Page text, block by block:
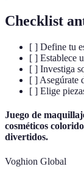
Checklist
[ ] Define tu
[ ] Establece
[ ] Investiga
[ ] Asegúrate
[ ] Elige
Juego de
cosméticos
divertidos.
Voghion Global